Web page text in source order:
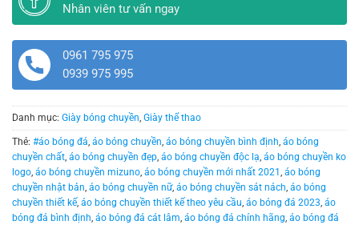
Nhân viên tư vấn ngay
0961 795 975
0939 975 995
Danh mục: Giày bóng chuyền, Giày thể thao
Thẻ: #áo bóng đá, áo bóng chuyền, áo bóng chuyền bình định, áo bóng
chuyền chất, áo bóng chuyền đẹp, áo bóng chuyền độc lạ, áo bóng chuyền ko
logo, áo bóng chuyền mizuno, áo bóng chuyền mới nhất 2021 , áo bóng
chuyền nhật bản, áo bóng chuyền nữ, áo bóng chuyền sát nách, áo bóng
chuyền thiết kế, áo bóng chuyền thiết kế theo yêu cầu, áo bóng đá 2023, áo
bóng đá bình định, áo bóng đá cát lâm, áo bóng đá chính hãng, áo bóng đá